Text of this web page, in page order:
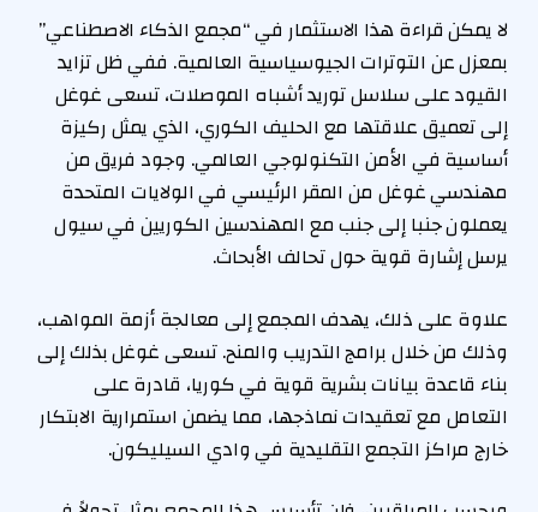
لا يمكن قراءة هذا الاستثمار في “مجمع الذكاء الاصطناعي”
بمعزل عن التوترات الجيوسياسية العالمية. ففي ظل تزايد
القيود على سلاسل توريد أشباه الموصلات، تسعى غوغل
إلى تعميق علاقتها مع الحليف الكوري، الذي يمثل ركيزة
أساسية في الأمن التكنولوجي العالمي. وجود فريق من
مهندسي غوغل من المقر الرئيسي في الولايات المتحدة
يعملون جنبا إلى جنب مع المهندسين الكوريين في سيول
يرسل إشارة قوية حول تحالف الأبحاث.
علاوة على ذلك، يهدف المجمع إلى معالجة أزمة المواهب،
وذلك من خلال برامج التدريب والمنح. تسعى غوغل بذلك إلى
بناء قاعدة بيانات بشرية قوية في كوريا، قادرة على
التعامل مع تعقيدات نماذجها، مما يضمن استمرارية الابتكار
خارج مراكز التجمع التقليدية في وادي السيليكون.